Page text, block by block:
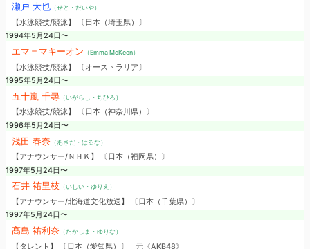
瀬戸 大也（せと・だいや）
【水泳競技/競泳】 〔日本（埼玉県）〕
1994年5月24日〜
エマ＝マキーオン （Emma McKeon）
【水泳競技/競泳】 〔オーストラリア〕
1995年5月24日〜
五十嵐 千尋（いがらし・ちひろ）
【水泳競技/競泳】 〔日本（神奈川県）〕
1996年5月24日〜
浅田 春奈（あさだ・はるな）
【アナウンサー/ＮＨＫ】 〔日本（福岡県）〕
1997年5月24日〜
石井 祐里枝（いしい・ゆりえ）
【アナウンサー/北海道文化放送】 〔日本（千葉県）〕
1997年5月24日〜
髙島 祐利奈（たかしま・ゆりな）
【タレント】 〔日本（愛知県）〕 元《AKB48》